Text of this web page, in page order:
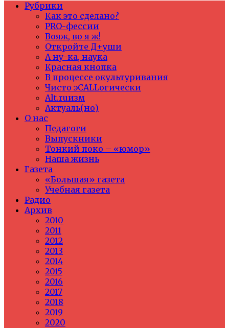
Рубрики
Как это сделано?
PRO-фессии
Вояж, во я ж!
Откройте Д+уши
А ну-ка, наука
Красная кнопка
В процессе окультуривания
Чисто эCALLогически
Alt.ruизм
Актуаль(но)
О нас
Педагоги
Выпускники
Тонкий поко – «юмор»
Наша жизнь
Газета
«Большая» газета
Учебная газета
Радио
Архив
2010
2011
2012
2013
2014
2015
2016
2017
2018
2019
2020